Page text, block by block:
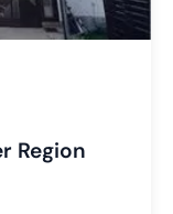
Region